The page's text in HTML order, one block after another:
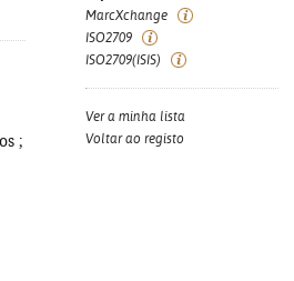
;
MarcXchange
ISO2709
ISO2709(ISIS)
Ver a minha lista
Voltar ao registo